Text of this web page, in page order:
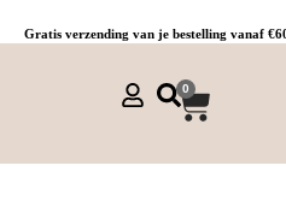
Gratis verzending van je bestelling vanaf
0